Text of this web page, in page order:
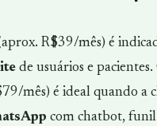
R$39/mês) é
de usuários e pacientes.
mês) é ideal quando a
com chatbot, funil